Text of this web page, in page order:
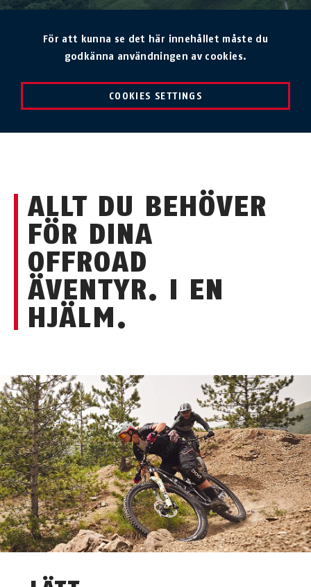
För att kunna se det här innehållet måste du
godkänna användningen av cookies.
COOKIES SETTINGS
ALLT DU BEHÖVER
FÖR DINA
OFFROAD
ÄVENTYR. I EN
HJÄLM.